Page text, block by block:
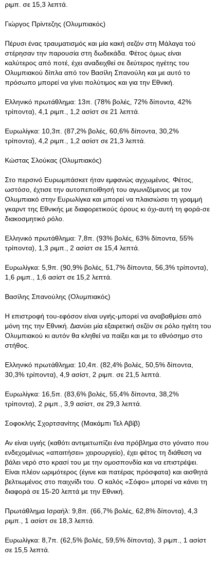
ριμπ. σε 15,3 λεπτά.
Γιώργος Πρίντεζης (Ολυμπιακός)
Πέρυσι ένας τραυματισμός και μία κακή σεζόν στη Μάλαγα τού
στέρησαν την παρουσία στη δωδεκάδα. Φέτος όμως είναι
καλύτερος από ποτέ, έχει αναδειχθεί σε δεύτερος ηγέτης του
Ολυμπιακού δίπλα από τον Βασίλη Σπανούλη και με αυτό το
πρόσωπο μπορεί να γίνει πολύτιμος και για την Εθνική.
Ελληνικό πρωτάθλημα: 13π. (78% βολές, 72% δίποντα, 42%
τρίποντα), 4,1 ριμπ., 1,2 ασίστ σε 21 λεπτά.
Ευρωλίγκα: 10,3π. (87,2% βολές, 60,6% δίποντα, 30,2%
τρίποντα), 4,2 ριμπ., 1,2 ασίστ σε 21,3 λεπτά.
Κώστας Σλούκας (Ολυμπιακός)
Στο περσινό Ευρωμπάσκετ ήταν εμφανώς αγχωμένος. Φέτος,
ωστόσο, έχτισε την αυτοπεποίθησή του αγωνιζόμενος με τον
Ολυμπιακό στην Ευρωλίγκα και μπορεί να πλαισιώσει τη γραμμή
γκαρντ της Εθνικής με διαφορετικούς όρους κι όχι-αυτή τη φορά-σε
διακοσμητικό ρόλο.
Ελληνικό πρωτάθλημα: 7,8π. (93% βολές, 63% δίποντα, 55%
τρίποντα), 1,3 ριμπ., 2 ασίστ σε 15,4 λεπτά.
Ευρωλίγκα: 5,9π. (90,9% βολές, 51,7% δίποντα, 56,3% τρίποντα),
1,6 ριμπ., 1,6 ασίστ σε 15,2 λεπτά.
Βασίλης Σπανούλης (Ολυμπιακός)
Η επιστροφή του-εφόσον είναι υγιής-μπορεί να αναβαθμίσει από
μόνη της την Εθνική. Διανύει μία εξαιρετική σεζόν σε ρόλο ηγέτη του
Ολυμπιακού κι αυτόν θα κληθεί να παίξει και με το εθνόσημο στο
στήθος.
Ελληνικό πρωτάθλημα: 10,4π. (82,4% βολές, 50,5% δίποντα,
30,3% τρίποντα), 4,9 ασίστ, 2 ριμπ. σε 21,5 λεπτά.
Ευρωλίγκα: 16,5π. (83,6% βολές, 55,4% δίποντα, 38,2%
τρίποντα), 2 ριμπ., 3,9 ασίστ, σε 29,3 λεπτά.
Σοφοκλής Σχορτσανίτης (Μακάμπι Τελ Αβίβ)
Αν είναι υγιής (καθότι αντιμετωπίζει ένα πρόβλημα στο γόνατο που
ενδεχομένως «απαιτήσει» χειρουργείο), έχει φέτος τη διάθεση να
βάλει νερό στο κρασί του με την ομοσπονδία και να επιστρέψει.
Είναι πλέον ωριμότερος (έγινε και πατέρας πρόσφατα) και αισθητά
βελτιωμένος στο παιχνίδι του. Ο καλός «Σόφο» μπορεί να κάνει τη
διαφορά σε 15-20 λεπτά με την Εθνική.
Πρωτάθλημα Ισραήλ: 9,8π. (66,7% βολές, 62,8% δίποντα), 4,3
ριμπ., 1 ασίστ σε 18,3 λεπτά.
Ευρωλίγκα: 8,7π. (62,5% βολές, 59,5% δίποντα), 3 ριμπ., 1 ασίστ
σε 15,5 λεπτά.